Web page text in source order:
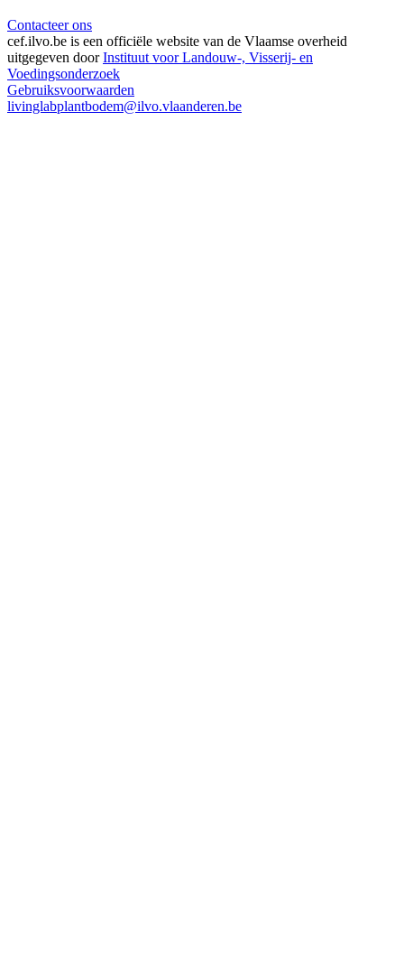
Contacteer ons
cef.ilvo.be is een officiële website van de Vlaamse overheid
uitgegeven doorInstituut voor Landouw-, Visserij- en
Voedingsonderzoek
Gebruiksvoorwaarden
livinglabplantbodem@ilvo.vlaanderen.be